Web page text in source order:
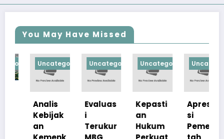
You May Have Missed
Uncategorized
Analis
Kebijak
Uncategorized
Evaluas
Terukur
Uncategorized
Kepasti
Hukum
Apresia
Pemerin